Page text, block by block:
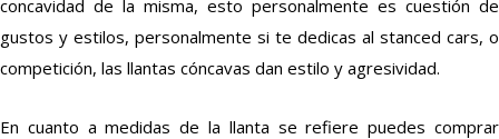
concavidad de la misma, esto personalmente es cuestión de
gustos y estilos, personalmente si te dedicas al stanced cars, o
competición, las llantas cóncavas dan estilo y agresividad.
En cuanto a medidas de la llanta se refiere puedes comprar